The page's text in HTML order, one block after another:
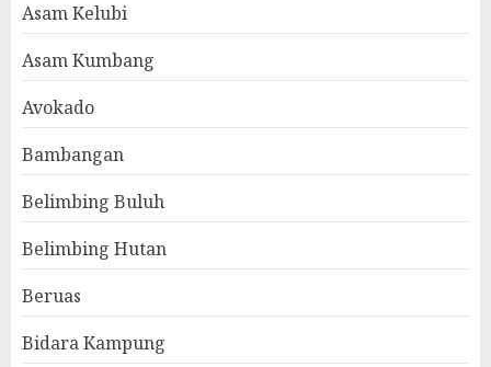
Asam Kelubi
Asam Kumbang
Avokado
Bambangan
Belimbing Buluh
Belimbing Hutan
Beruas
Bidara Kampung